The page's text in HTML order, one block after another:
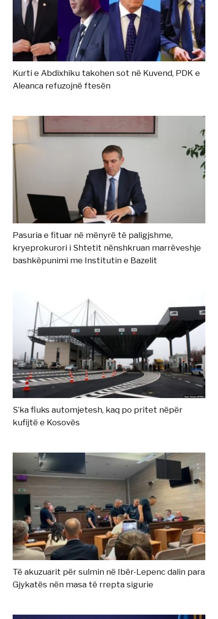
Kurti e Abdixhiku takohen sot në Kuvend, PDK e
Aleanca refuzojnë ftesën
Pasuria e fituar në mënyrë të paligjshme,
kryeprokurori i Shtetit nënshkruan marrëveshje
bashkëpunimi me Institutin e Bazelit
S’ka fluks automjetesh, kaq po pritet nëpër
kufijtë e Kosovës
Të akuzuarit për sulmin në Ibër-Lepenc dalin para
Gjykatës nën masa të rrepta sigurie